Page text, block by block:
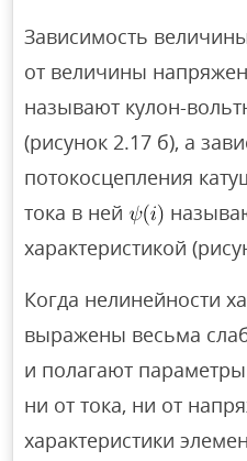
Зависимость
от величины
называют кулон-
(рисунок 2.17 б), а
потокосцепления
тока в ней
характеристикой
Когда нелинейности
выражены весьма
и полагают
ни от тока, ни от
характеристики